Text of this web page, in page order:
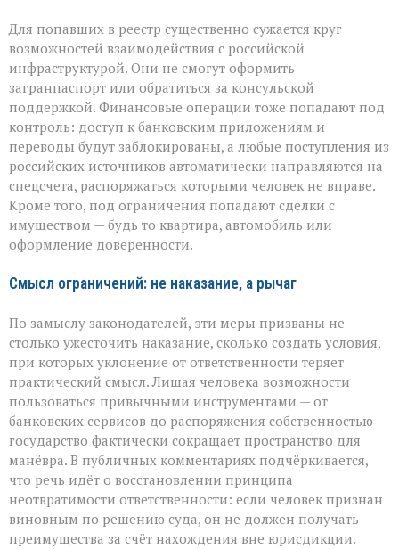
Для попавших в реестр существенно сужается круг
возможностей взаимодействия с российской
инфраструктурой. Они не смогут оформить
загранпаспорт или обратиться за консульской
поддержкой. Финансовые операции тоже попадают под
контроль: доступ к банковским приложениям и
переводы будут заблокированы, а любые поступления из
российских источников автоматически направляются на
спецсчета, распоряжаться которыми человек не вправе.
Кроме того, под ограничения попадают сделки с
имуществом — будь то квартира, автомобиль или
оформление доверенности.
Смысл ограничений: не наказание, а рычаг
По замыслу законодателей, эти меры призваны не
столько ужесточить наказание, сколько создать условия,
при которых уклонение от ответственности теряет
практический смысл. Лишая человека возможности
пользоваться привычными инструментами — от
банковских сервисов до распоряжения собственностью —
государство фактически сокращает пространство для
манёвра. В публичных комментариях подчёркивается,
что речь идёт о восстановлении принципа
неотвратимости ответственности: если человек признан
виновным по решению суда, он не должен получать
преимущества за счёт нахождения вне юрисдикции.